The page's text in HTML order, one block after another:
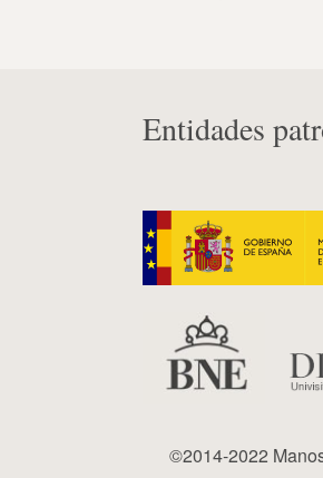
Entidades
©2014-2022